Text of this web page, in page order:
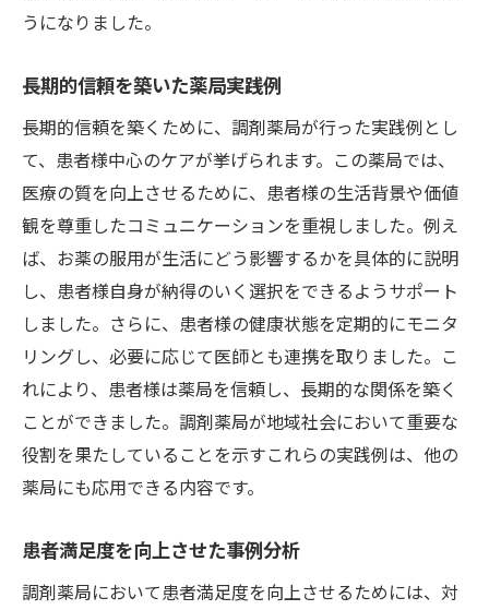
うになりました。
長期的信頼を築いた薬局実践例
長期的信頼を築くために、調剤薬局が行った実践例とし
て、患者様中心のケアが挙げられます。この薬局では、
医療の質を向上させるために、患者様の生活背景や価値
観を尊重したコミュニケーションを重視しました。例え
ば、お薬の服用が生活にどう影響するかを具体的に説明
し、患者様自身が納得のいく選択をできるようサポート
しました。さらに、患者様の健康状態を定期的にモニタ
リングし、必要に応じて医師とも連携を取りました。こ
れにより、患者様は薬局を信頼し、長期的な関係を築く
ことができました。調剤薬局が地域社会において重要な
役割を果たしていることを示すこれらの実践例は、他の
薬局にも応用できる内容です。
患者満足度を向上させた事例分析
調剤薬局において患者満足度を向上させるためには、対